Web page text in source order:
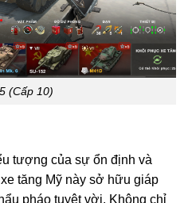
(Cấp 10)
tượng của sự ổn định và
tăng Mỹ này sở hữu giáp
pháo tuyệt vời. Không chỉ